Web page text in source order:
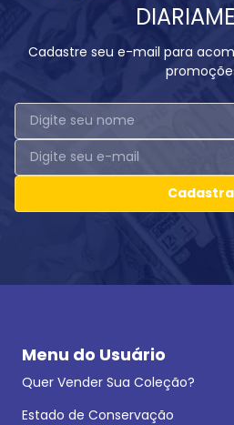
Cadastre seu e-mail para
Menu do Usuário
Quer Vender Sua Coleção?
Estado de Conservação